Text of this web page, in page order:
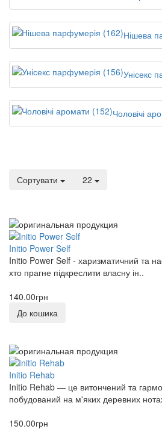
Essential Parfums
Etat Libre d'Orange
Ex Nihilo
Genyum
Giardini Di Toscana
0
Giorgio Armani
0
GRITTI
0
Gucci
Нішева
Унісекс
Чоловічі
Сортувати 22
Initio Power Self
Initio Power Self - харизматичний та
хто прагне підкреслити власну ін..
140.00грн
До кошика
Initio Rehab
Initio Rehab — це витончений та
побудований на м'яких деревних
150.00грн